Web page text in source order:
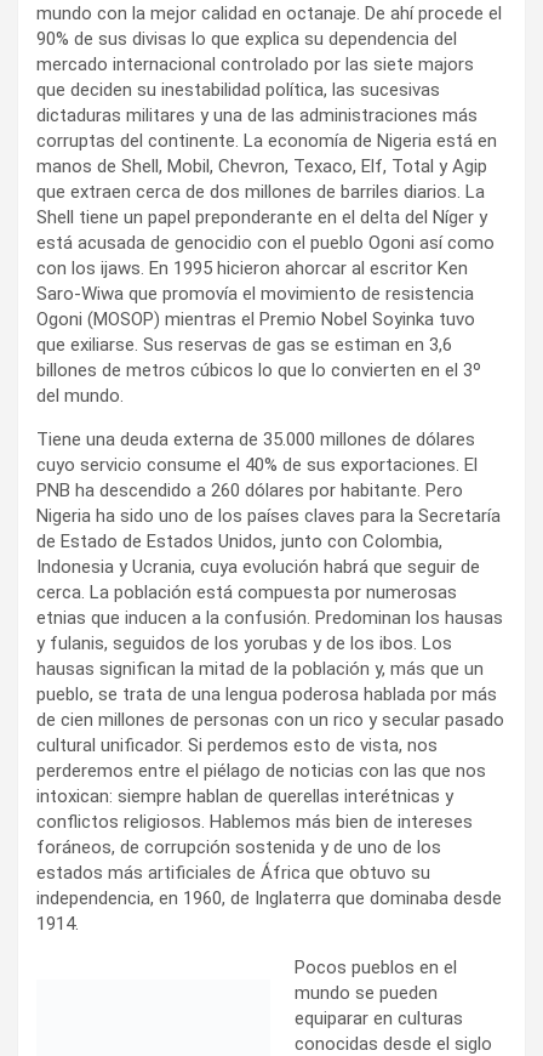
mundo con la mejor calidad en octanaje. De ahí procede el
90% de sus divisas lo que explica su dependencia del
mercado internacional controlado por las siete majors
que deciden su inestabilidad política, las sucesivas
dictaduras militares y una de las administraciones más
corruptas del continente. La economía de Nigeria está en
manos de Shell, Mobil, Chevron, Texaco, Elf, Total y Agip
que extraen cerca de dos millones de barriles diarios. La
Shell tiene un papel preponderante en el delta del Níger y
está acusada de genocidio con el pueblo Ogoni así como
con los ijaws. En 1995 hicieron ahorcar al escritor Ken
Saro-Wiwa que promovía el movimiento de resistencia
Ogoni (MOSOP) mientras el Premio Nobel Soyinka tuvo
que exiliarse. Sus reservas de gas se estiman en 3,6
billones de metros cúbicos lo que lo convierten en el 3º
del mundo.
Tiene una deuda externa de 35.000 millones de dólares
cuyo servicio consume el 40% de sus exportaciones. El
PNB ha descendido a 260 dólares por habitante. Pero
Nigeria ha sido uno de los países claves para la Secretaría
de Estado de Estados Unidos, junto con Colombia,
Indonesia y Ucrania, cuya evolución habrá que seguir de
cerca. La población está compuesta por numerosas
etnias que inducen a la confusión. Predominan los hausas
y fulanis, seguidos de los yorubas y de los ibos. Los
hausas significan la mitad de la población y, más que un
pueblo, se trata de una lengua poderosa hablada por más
de cien millones de personas con un rico y secular pasado
cultural unificador. Si perdemos esto de vista, nos
perderemos entre el piélago de noticias con las que nos
intoxican: siempre hablan de querellas interétnicas y
conflictos religiosos. Hablemos más bien de intereses
foráneos, de corrupción sostenida y de uno de los
estados más artificiales de África que obtuvo su
independencia, en 1960, de Inglaterra que dominaba desde
1914.
Pocos pueblos en el
mundo se pueden
equiparar en culturas
conocidas desde el siglo IX, con estructura estatal,